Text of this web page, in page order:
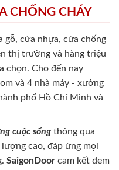
CHỐNG CHÁY
gỗ, cửa nhựa, cửa chống
thị trường và hàng triệu
chọn. Cho đến nay
và 4 nhà máy - xưởng
phố Hồ Chí Minh và
cuộc sốngthông qua
cao, đáp ứng mọi
SaigonDoor cam kết đem